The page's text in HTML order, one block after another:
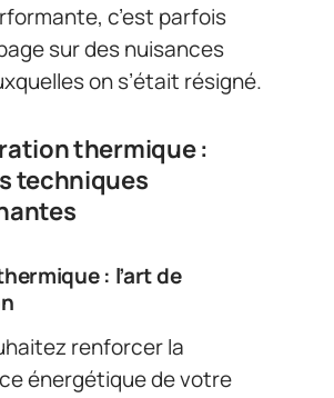
c’est parfois
sur des nuisances
on s’était résigné.
thermique :
techniques
: l’art de
renforcer la
énergétique de votre